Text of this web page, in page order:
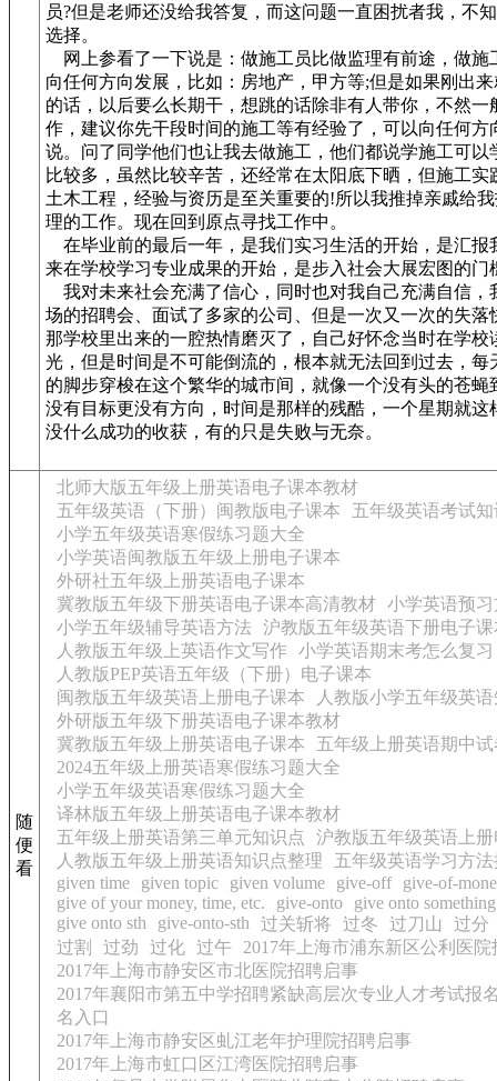
员?但是老师还没给我答复，而这问题一直困扰者我，不
选择。
网上参看了一下说是：做施工员比做监理有前途，做施
向任何方向发展，比如：房地产，甲方等;但是如果刚出
的话，以后要么长期干，想跳的话除非有人带你，不然一
作，建议你先干段时间的施工等有经验了，可以向任何方
说。问了同学他们也让我去做施工，他们都说学施工可以
比较多，虽然比较辛苦，还经常在太阳底下晒，但施工实
土木工程，经验与资历是至关重要的!所以我推掉亲戚给
理的工作。现在回到原点寻找工作中。
在毕业前的最后一年，是我们实习生活的开始，是汇报
来在学校学习专业成果的开始，是步入社会大展宏图的门
我对未来社会充满了信心，同时也对我自己充满自信，
场的招聘会、面试了多家的公司、但是一次又一次的失落
那学校里出来的一腔热情磨灭了，自己好怀念当时在学校
光，但是时间是不可能倒流的，根本就无法回到过去，每
的脚步穿梭在这个繁华的城市间，就像一个没有头的苍蝇
没有目标更没有方向，时间是那样的残酷，一个星期就这
没什么成功的收获，有的只是失败与无奈。
随
便
看
北师大版五年级上册英语电子课本教材
五年级英语（下册）闽教版电子课本
五年级英语考试
小学五年级英语寒假练习题大全
小学英语闽教版五年级上册电子课本
外研社五年级上册英语电子课本
冀教版五年级下册英语电子课本高清教材 小学英语预
小学五年级辅导英语方法 沪教版五年级英语下册电子
人教版五年级上英语作文写作 小学英语期末考怎么复习
人教版PEP英语五年级（下册）电子课本
闽教版五年级英语上册电子课本
人教版小学五年级英
外研版五年级下册英语电子课本教材
冀教版五年级上册英语电子课本
五年级上册英语期中
2024五年级上册英语寒假练习题大全
小学五年级英语寒假练习题大全
译林版五年级上册英语电子课本教材
五年级上册英语第三单元知识点
沪教版五年级英语上
人教版五年级上册英语知识点整理
五年级英语学习方
given time
given topic given volume give-off
give-of-
give of your money, time, etc.
give-onto
give onto something
give onto sth
give-onto-sth 过关斩将 过冬 过刀山
过分
过割
过劲 过化 过午
2017年上海市浦东新区公利医院
2017年上海市静安区市北医院招聘启事
2017年襄阳市第五中学招聘紧缺高层次专业人才考试报
名入口
2017年上海市静安区虬江老年护理院招聘启事
2017年上海市虹口区江湾医院招聘启事